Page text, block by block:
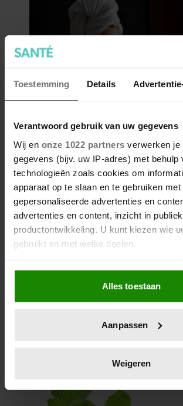
Toestemming Details
Verantwoord gebruik van uw gegevens
Wij en onze 1022 partners verwerken je
gegevens (bijv. uw IP-adres) met behulp
technologieën zoals cookies om
apparaat op te slaan en te gebruiken met
gepersonaliseerde advertenties en
advertenties en content, inzicht in
productontwikkeling. U kunt kiezen wie
gebruikt en met welke doelen.
Als u het toestaat, willen we ook graag:
Informatie verzamelen over uw
locatie, die tot een paar meter
scannen op specifieke
verwerkt en stel uw voorkeuren in het
intrekken in de Cookieverklaring.
Alles toestaan
Aanpassen
Weigeren